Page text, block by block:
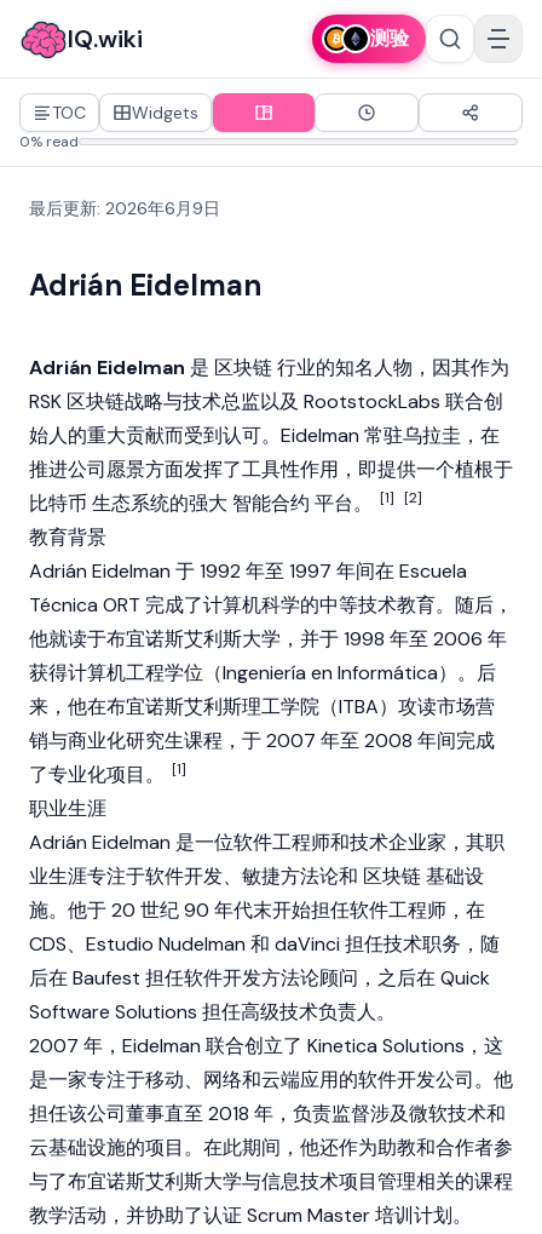
IQ.wiki 测验
TOC Widgets
0% read
最后更新: 2026年6月9日
Adrián Eidelman
Adrián Eidelman 是 区块链行业的知名人物，因其作为
RSK 区块链战略与技术总监以及 RootstockLabs 联合创
始人的重大贡献而受到认可。Eidelman 常驻乌拉圭，在
推进公司愿景方面发挥了工具性作用，即提供一个植根于
比特币 生态系统的强大 智能合约 平台。 [1] [2]
教育背景
Adrián Eidelman 于 1992 年至 1997 年间在 Escuela
Técnica ORT 完成了计算机科学的中等技术教育。随后，
他就读于布宜诺斯艾利斯大学，并于 1998 年至 2006 年
获得计算机工程学位（Ingeniería en Informática）。后
来，他在布宜诺斯艾利斯理工学院（ITBA）攻读市场营
销与商业化研究生课程，于 2007 年至 2008 年间完成
了专业化项目。
[1]
职业生涯
Adrián Eidelman 是一位软件工程师和技术企业家，其职
业生涯专注于软件开发、敏捷方法论和 区块链基础设
施。他于 20 世纪 90 年代末开始担任软件工程师，在
CDS、Estudio Nudelman 和 daVinci 担任技术职务，随
后在 Baufest 担任软件开发方法论顾问，之后在 Quick
Software Solutions 担任高级技术负责人。
2007 年，Eidelman 联合创立了 Kinetica Solutions，这
是一家专注于移动、网络和云端应用的软件开发公司。他
担任该公司董事直至 2018 年，负责监督涉及微软技术和
云基础设施的项目。在此期间，他还作为助教和合作者参
与了布宜诺斯艾利斯大学与信息技术项目管理相关的课程
教学活动，并协助了认证 Scrum Master 培训计划。